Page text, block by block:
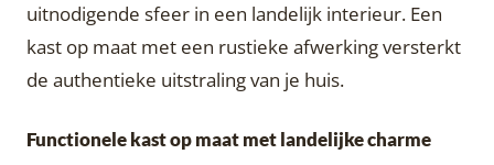
uitnodigende sfeer in een landelijk interieur. Een
kast op maat met een rustieke afwerking versterkt
de authentieke uitstraling van je huis.
Functionele kast op maat met landelijke charme